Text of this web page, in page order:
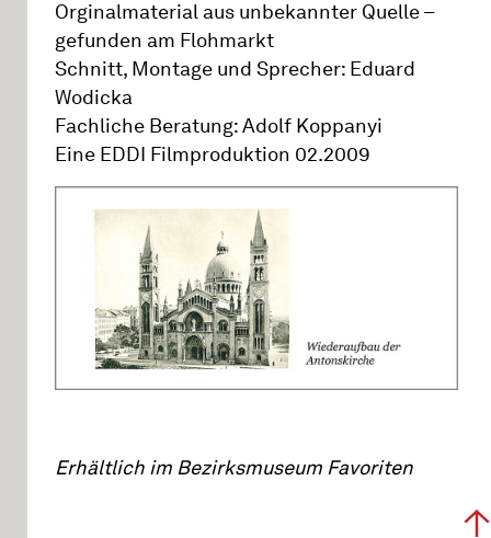
Orginalmaterial aus unbekannter Quelle –
gefunden am Flohmarkt
Schnitt, Montage und Sprecher: Eduard
Wodicka
Fachliche Beratung: Adolf Koppanyi
Eine EDDI Filmproduktion 02.2009
Erhältlich im Bezirksmuseum Favoriten